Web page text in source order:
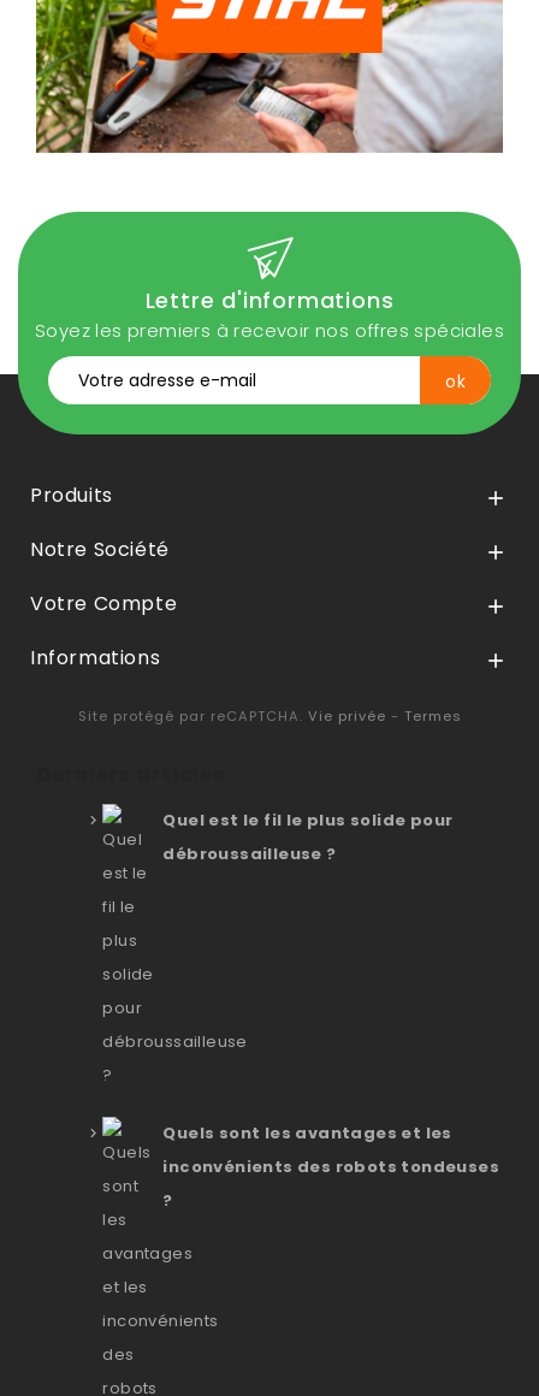
Lettre d'informations
Soyez les premiers à recevoir nos offres spéciales
Produits 
Notre Société 
Votre Compte 
Informations 
Site protégé par reCAPTCHA. Vie privée - Termes
Quel est le fil le plus solide pour
débroussailleuse ?
Quels sont les avantages et les
inconvénients des robots tondeuses
?